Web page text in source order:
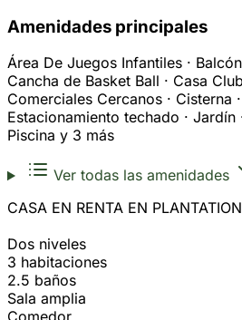
Amenidades principales
Área De Juegos Infantiles ·
Cancha de Basket Ball · Casa
Comerciales Cercanos · Cisterna
Estacionamiento techado · Jardín
Piscina y 3 más
Ver todas las amenidades
CASA EN RENTA EN
Dos niveles
3 habitaciones
2.5 baños
Sala amplia